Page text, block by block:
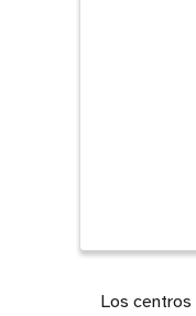
Los centros